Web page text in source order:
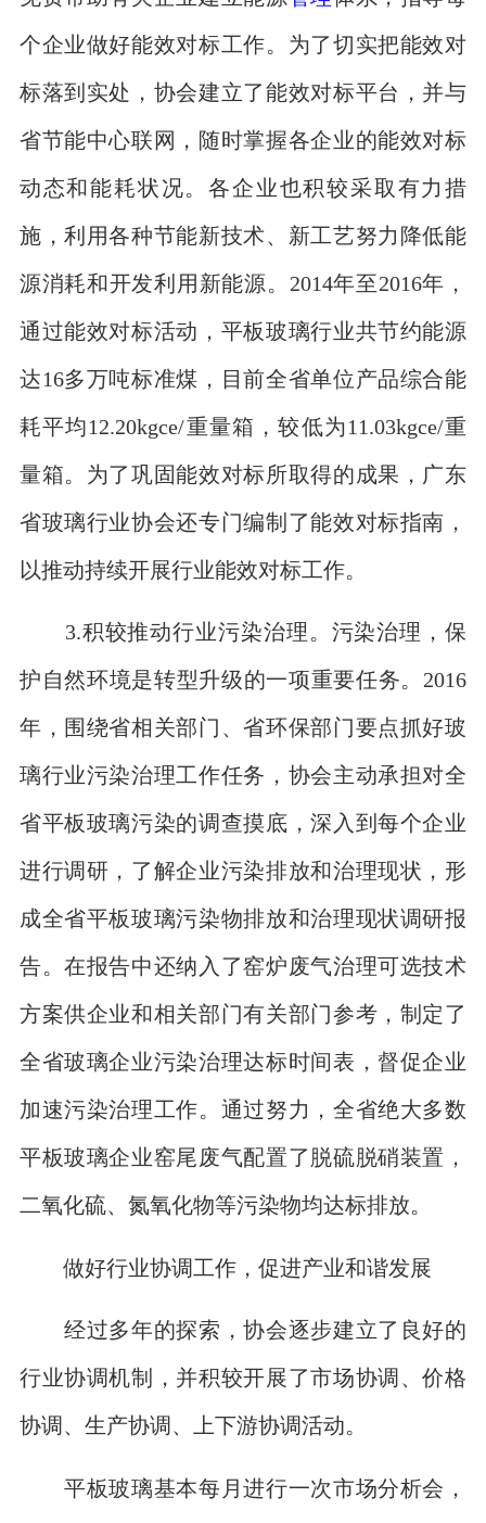
个企业做好能效对标工作。为了切实把能效对
标落到实处，协会建立了能效对标平台，并与
省节能中心联网，随时掌握各企业的能效对标
动态和能耗状况。各企业也积较采取有力措
施，利用各种节能新技术、新工艺努力降低能
源消耗和开发利用新能源。2014年至2016年，
通过能效对标活动，平板玻璃行业共节约能源
达16多万吨标准煤，目前全省单位产品综合能
耗平均12.20kgce/重量箱，较低为11.03kgce/重
量箱。为了巩固能效对标所取得的成果，广东
省玻璃行业协会还专门编制了能效对标指南，
以推动持续开展行业能效对标工作。
3.积较推动行业污染治理。污染治理，保
护自然环境是转型升级的一项重要任务。2016
年，围绕省相关部门、省环保部门要点抓好玻
璃行业污染治理工作任务，协会主动承担对全
省平板玻璃污染的调查摸底，深入到每个企业
进行调研，了解企业污染排放和治理现状，形
成全省平板玻璃污染物排放和治理现状调研报
告。在报告中还纳入了窑炉废气治理可选技术
方案供企业和相关部门有关部门参考，制定了
全省玻璃企业污染治理达标时间表，督促企业
加速污染治理工作。通过努力，全省绝大多数
平板玻璃企业窑尾废气配置了脱硫脱硝装置，
二氧化硫、氮氧化物等污染物均达标排放。
做好行业协调工作，促进产业和谐发展
经过多年的探索，协会逐步建立了良好的
行业协调机制，并积较开展了市场协调、价格
协调、生产协调、上下游协调活动。
平板玻璃基本每月进行一次市场分析会，